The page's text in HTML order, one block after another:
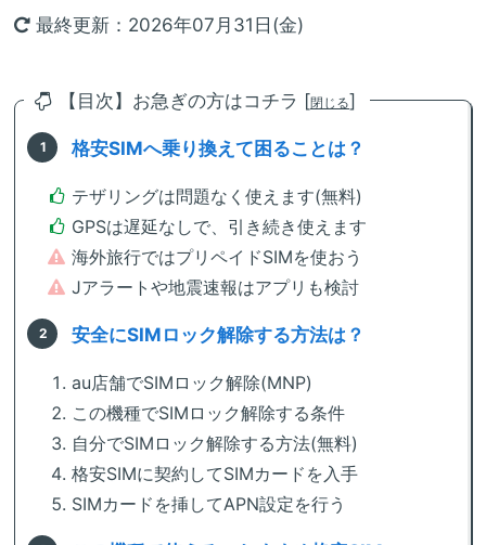
最終更新：2026年07月31日(金)
【目次】お急ぎの方はコチラ [閉じる]
格安SIMへ乗り換えて困ることは？
テザリングは問題なく使えます(無料)
GPSは遅延なしで、引き続き使えます
海外旅行ではプリペイドSIMを使おう
Jアラートや地震速報はアプリも検討
安全にSIMロック解除する方法は？
au店舗でSIMロック解除(MNP)
この機種でSIMロック解除する条件
自分でSIMロック解除する方法(無料)
格安SIMに契約してSIMカードを入手
SIMカードを挿してAPN設定を行う